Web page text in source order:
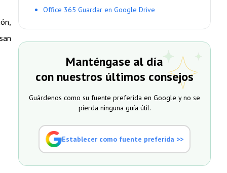
Office 365 Guardar en Google Drive
Manténgase al día
con nuestros últimos consejos
Guárdenos como su fuente preferida en Google y no se
pierda ninguna guía útil.
Establecer como fuente preferida >>